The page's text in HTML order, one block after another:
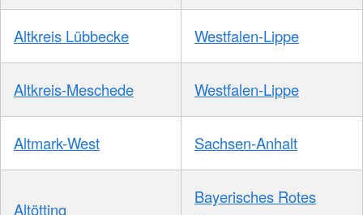
Altkreis Lübbecke Westfalen-Lippe
Altkreis-Meschede Westfalen-Lippe
Altmark-West Sachsen-Anhalt
Altötting
Bayerisches Rotes